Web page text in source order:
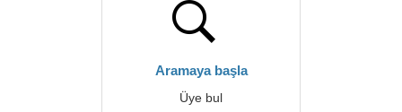
Aramaya başla
Üye bul